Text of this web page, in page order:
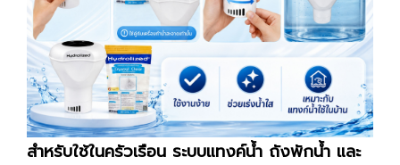
สำหรับใช้ในครัวเรือน ระบบแทงค์น้ำ ถังพักน้ำ และ